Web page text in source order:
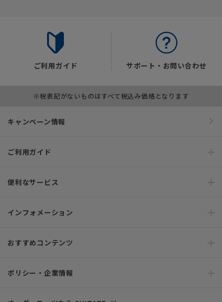
ご利用ガイド サポート・お問い合わせ
※税表記がないものはすべて税込み価格となります
キャンペーン情報
ご利用ガイド
便利なサービス
インフォメーション
おすすめコンテンツ
ポリシー・企業情報